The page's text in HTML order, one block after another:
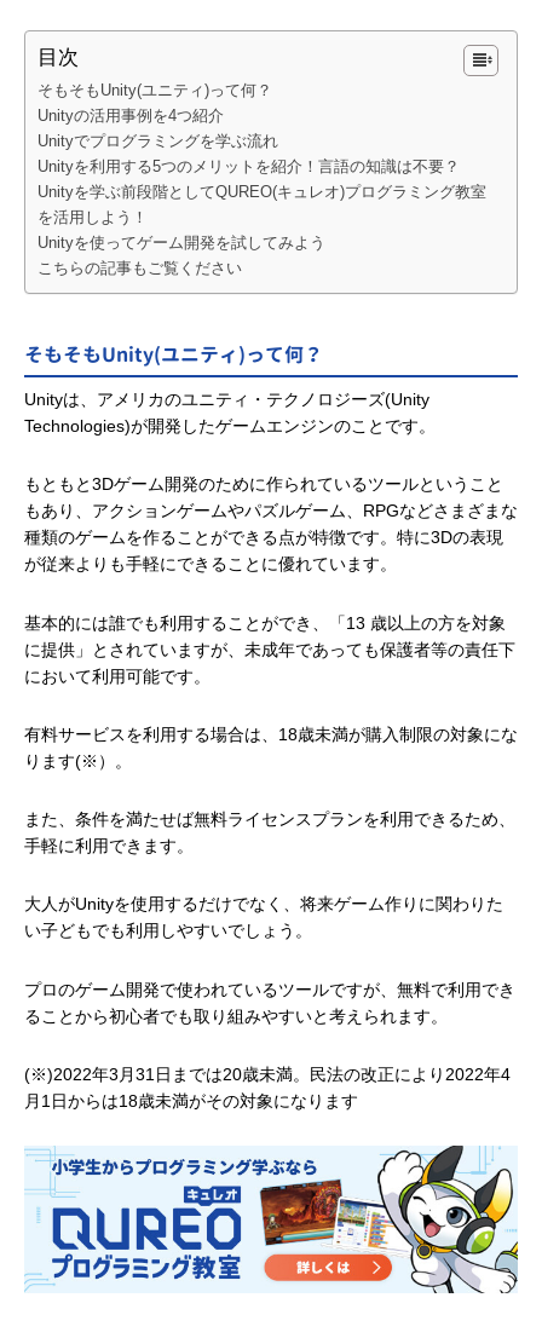
目次
そもそもUnity(ユニティ)って何？
Unityの活用事例を4つ紹介
Unityでプログラミングを学ぶ流れ
Unityを利用する5つのメリットを紹介！言語の知識は不要？
Unityを学ぶ前段階としてQUREO(キュレオ)プログラミング教室
を活用しよう！
Unityを使ってゲーム開発を試してみよう
こちらの記事もご覧ください
そもそもUnity(ユニティ)って何？
Unityは、アメリカのユニティ・テクノロジーズ(Unity
Technologies)が開発したゲームエンジンのことです。
もともと3Dゲーム開発のために作られているツールということ
もあり、アクションゲームやパズルゲーム、RPGなどさまざまな
種類のゲームを作ることができる点が特徴です。特に3Dの表現
が従来よりも手軽にできることに優れています。
基本的には誰でも利用することができ、「13 歳以上の方を対象
に提供」とされていますが、未成年であっても保護者等の責任下
において利用可能です。
有料サービスを利用する場合は、18歳未満が購入制限の対象にな
ります(※）。
また、条件を満たせば無料ライセンスプランを利用できるため、
手軽に利用できます。
大人がUnityを使用するだけでなく、将来ゲーム作りに関わりた
い子どもでも利用しやすいでしょう。
プロのゲーム開発で使われているツールですが、無料で利用でき
ることから初心者でも取り組みやすいと考えられます。
(※)2022年3月31日までは20歳未満。民法の改正により2022年4
月1日からは18歳未満がその対象になります